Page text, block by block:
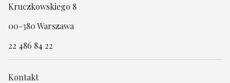
Kruczkowskiego 8
00-380 Warszawa
22 486 84 22
Kontakt